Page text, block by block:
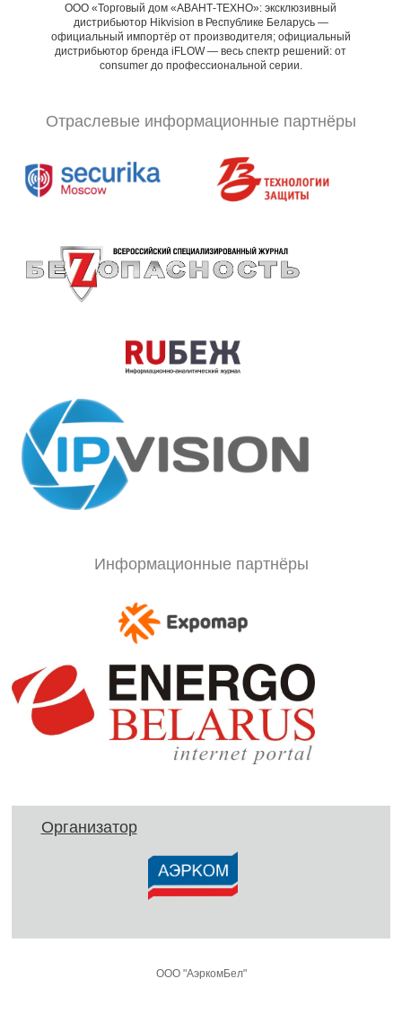
ООО «Торговый дом «АВАНТ-ТЕХНО»: эксклюзивный
дистрибьютор Hikvision в Республике Беларусь —
официальный импортёр от производителя; официальный
дистрибьютор бренда iFLOW — весь спектр решений: от
consumer до профессиональной серии.
Отраслевые информационные партнёры
Информационные партнёры
Организатор
ООО "АэркомБел"